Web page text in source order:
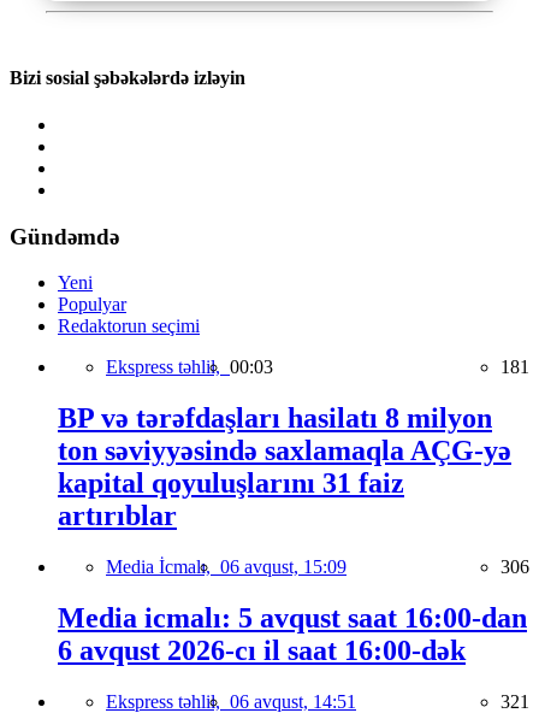
Bizi sosial şəbəkələrdə izləyin
Gündəmdə
Yeni
Populyar
Redaktorun seçimi
Ekspress təhlil, 00:03 181
BP və tərəfdaşları hasilatı 8 milyon
ton səviyyəsində saxlamaqla AÇG-yə
kapital qoyuluşlarını 31 faiz
artırıblar
Media İcmalı, 06 avqust, 15:09 306
Media icmalı: 5 avqust saat 16:00-dan
6 avqust 2026-cı il saat 16:00-dək
Ekspress təhlil, 06 avqust, 14:51 321